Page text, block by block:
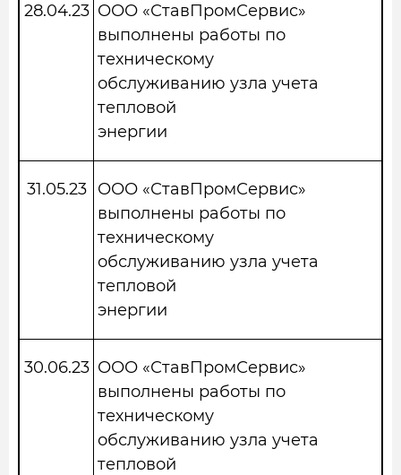
28.04.23 ООО «СтавПромСервис»
выполнены работы по
техническому
обслуживанию узла учета
тепловой
энергии
31.05.23
ООО «СтавПромСервис»
выполнены работы по
техническому
обслуживанию узла учета
тепловой
энергии
30.06.23 ООО «СтавПромСервис»
выполнены работы по
техническому
обслуживанию узла учета
тепловой